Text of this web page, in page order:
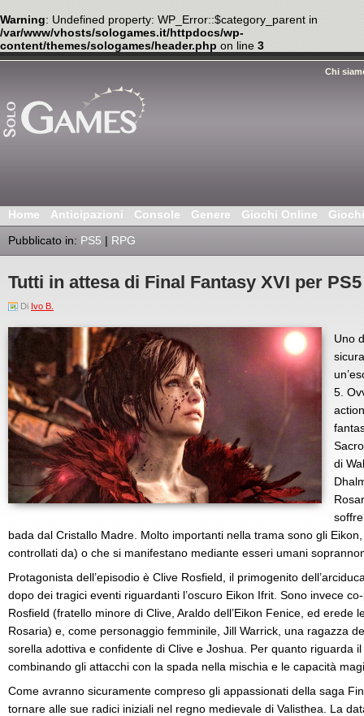
Warning: Undefined property: WP_Error::$category_parent in
/var/www/vhosts/sologames.it/httpdocs/wp-
content/themes/sologames/header.php on line 3
Chi
Home Anticipazioni Console Genere Giochi Online
Pubblicato in: PS5 | RPG
Tutti in attesa di Final Fantasy XVI per PS5
Di Ivo B.
Uno
5.
di
bada dal Cristallo Madre. Molto importanti nella trama sono gli
controllati da) o che si manifestano mediante esseri umani
Protagonista dell’episodio è Clive Rosfield, il primogenito
dopo dei tragici eventi riguardanti l’oscuro Eikon Ifrit. Sono invece
Rosfield (fratello minore di Clive, Araldo dell’Eikon Fenice, ed erede
Rosaria) e, come personaggio femminile, Jill Warrick, una ragazza
sorella adottiva e confidente di Clive e Joshua. Per quanto riguarda
combinando gli attacchi con la spada nella mischia e le capacità
Come avranno sicuramente compreso gli appassionati della saga
tornare alle sue radici iniziali nel regno medievale di Valisthea. La